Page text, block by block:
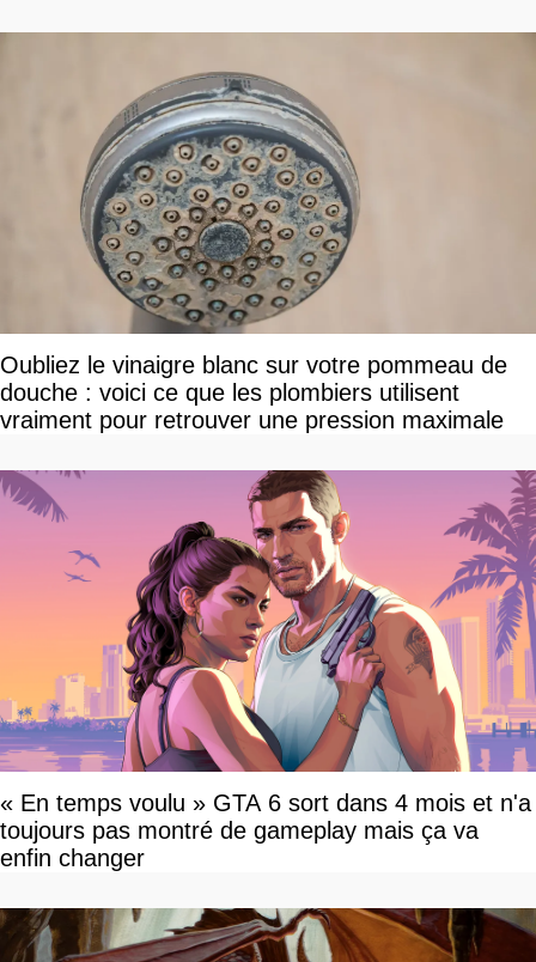
Oubliez le vinaigre blanc sur votre pommeau de
douche : voici ce que les plombiers utilisent
vraiment pour retrouver une pression maximale
« En temps voulu » GTA 6 sort dans 4 mois et n'a
toujours pas montré de gameplay mais ça va
enfin changer